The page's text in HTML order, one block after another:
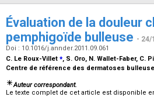
Évaluation de la douleur
pemphigoïde bulleuse - 24/
Doi : 10.1016/j.annder.2011.09.061
C. Le Roux-Villet ⁎, S. Oro, N. Wallet-Faber, C.
Centre de référence des dermatoses
Auteur correspondant.
Le texte complet de cet article est disponible